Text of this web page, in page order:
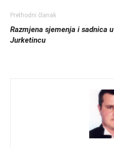
Prethodni članak
Razmjena sjemenja i sadnica u
Jurketincu